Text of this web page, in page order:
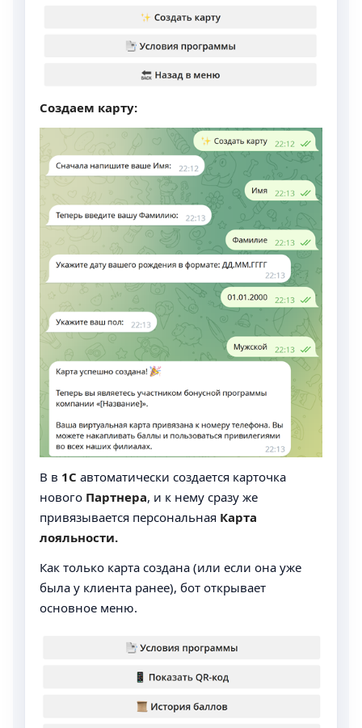
Создаем карту:
В в 1С автоматически создается карточка
нового Партнера, и к нему сразу же
привязывается персональная Карта
лояльности.
Как только карта создана (или если она уже
была у клиента ранее), бот открывает
основное меню.